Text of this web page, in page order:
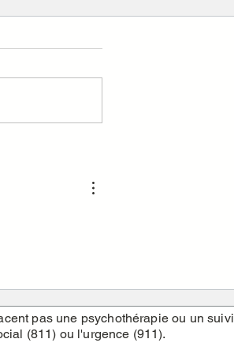
pas une psychothérapie ou un suivi
(811) ou l'urgence (911).